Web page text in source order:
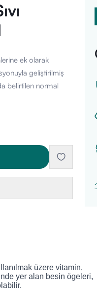
ek olarak
geliştirilmiş
belirtilen normal
üzere vitamin,
yer alan besin ögeleri,
.